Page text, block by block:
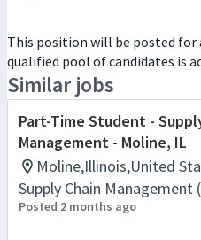
This position will be posted for
qualified pool of candidates is
Similar jobs
Part-Time Student -
Management - Moline, IL
Moline,Illinois,United
Supply Chain Management
Posted 2 months ago